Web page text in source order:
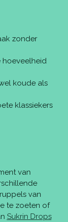
zonder
hoeveelheid
koude als
klassiekers
van
van
te zoeten of
Sukrin Drops